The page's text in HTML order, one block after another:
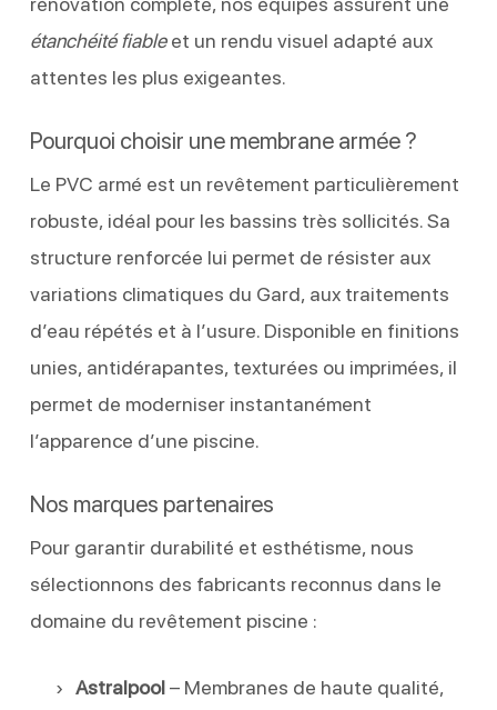
étanchéité fiableet un rendu visuel adapté aux
attentes les plus exigeantes.
Pourquoi choisir une membrane armée ?
Le PVC armé est un revêtement particulièrement
robuste, idéal pour les bassins très sollicités. Sa
structure renforcée lui permet de résister aux
variations climatiques du Gard, aux traitements
d’eau répétés et à l’usure. Disponible en finitions
unies, antidérapantes, texturées ou imprimées, il
permet de moderniser instantanément
l’apparence d’une piscine.
Nos marques partenaires
Pour garantir durabilité et esthétisme, nous
sélectionnons des fabricants reconnus dans le
domaine du revêtement piscine :
Astralpool– Membranes de haute qualité,